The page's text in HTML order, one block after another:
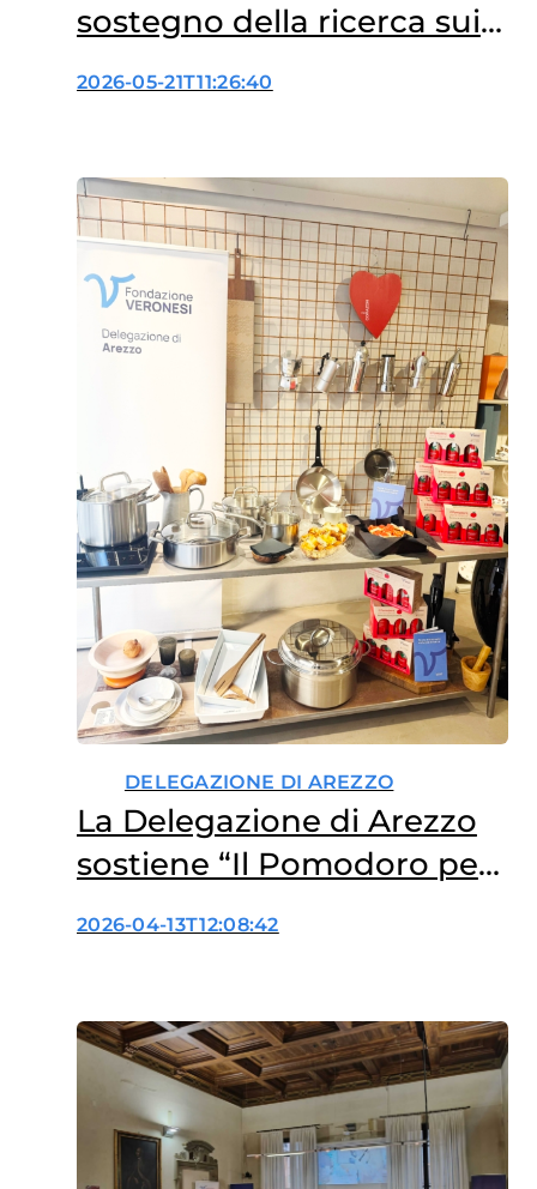
sostegno della ricerca sui
tumori femminili
2026-05-21T11:26:40
DELEGAZIONE DI AREZZO
La Delegazione di Arezzo
sostiene “Il Pomodoro per
la ricerca” di Fondazione
2026-04-13T12:08:42